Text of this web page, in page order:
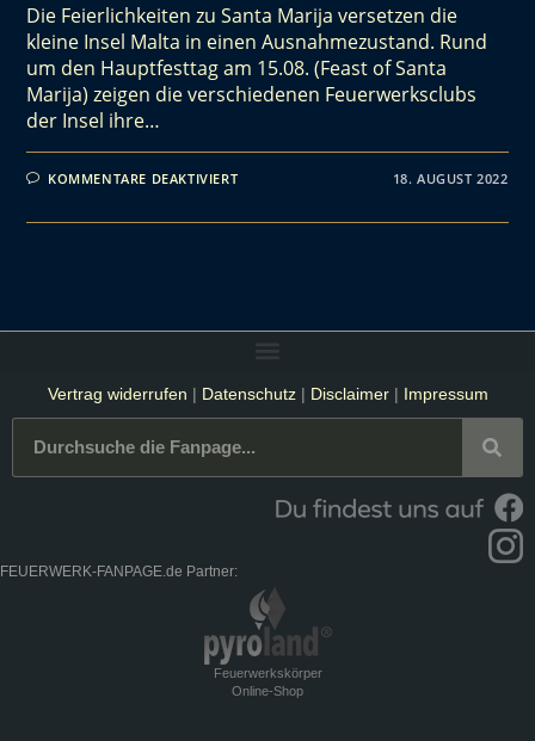
Die Feierlichkeiten zu Santa Marija versetzen die
kleine Insel Malta in einen Ausnahmezustand. Rund
um den Hauptfesttag am 15.08. (Feast of Santa
Marija) zeigen die verschiedenen Feuerwerksclubs
der Insel ihre…
KOMMENTARE DEAKTIVIERT 18. AUGUST 2022
Vertrag widerrufen | Datenschutz| Disclaimer| Impressum
FEUERWERK-FANPAGE.de Partner:
Feuerwerkskörper
Online-Shop